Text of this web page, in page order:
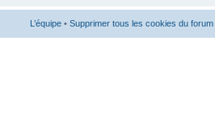
L’équipe • Supprimer tous les cookies du forum